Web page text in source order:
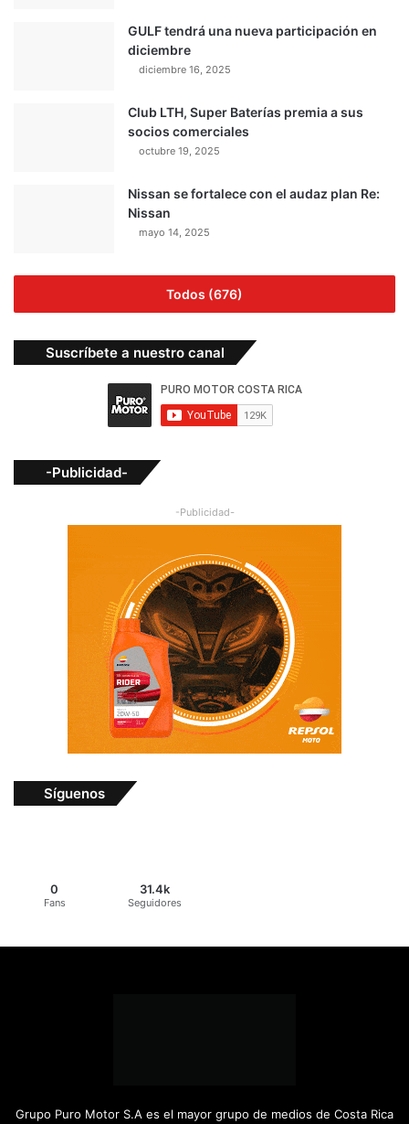
GULF tendrá una nueva participación en
diciembre
diciembre 16, 2025
Club LTH, Super Baterías premia a sus
socios comerciales
octubre 19, 2025
Nissan se fortalece con el audaz plan Re:
Nissan
mayo 14, 2025
Todos (676)
Suscríbete a nuestro canal
-Publicidad-
-Publicidad-
Síguenos
0
Fans
31.4k
Seguidores
Grupo Puro Motor S.A es el mayor grupo de medios de Costa Rica